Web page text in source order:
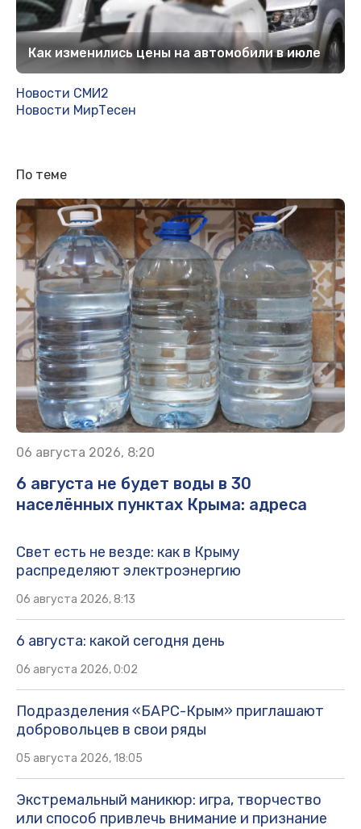
Как изменились цены на автомобили в июле
Новости СМИ2
Новости МирТесен
По теме
06 августа 2026, 8:20
6 августа не будет воды в 30
населённых пунктах Крыма: адреса
Свет есть не везде: как в Крыму
распределяют электроэнергию
06 августа 2026, 8:13
6 августа: какой сегодня день
06 августа 2026, 0:02
Подразделения «БАРС-Крым» приглашают
добровольцев в свои ряды
05 августа 2026, 18:05
Экстремальный маникюр: игра, творчество
или способ привлечь внимание и признание